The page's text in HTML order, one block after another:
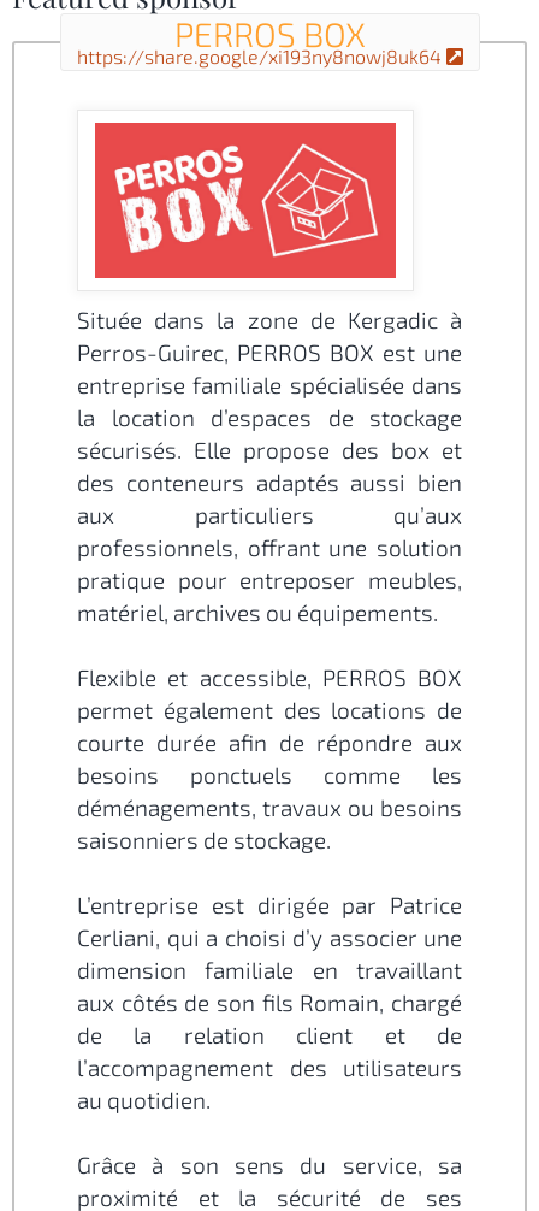
PERROS BOX
https://share.google/xi193ny8nowj8uk64
Située dans la zone de Kergadic à
Perros-Guirec, PERROS BOX est une
entreprise familiale spécialisée dans
la location d’espaces de stockage
sécurisés. Elle propose des box et
des conteneurs adaptés aussi bien
aux particuliers qu’aux
professionnels, offrant une solution
pratique pour entreposer meubles,
matériel, archives ou équipements.
Flexible et accessible, PERROS BOX
permet également des locations de
courte durée afin de répondre aux
besoins ponctuels comme les
déménagements, travaux ou besoins
saisonniers de stockage.
L’entreprise est dirigée par Patrice
Cerliani, qui a choisi d’y associer une
dimension familiale en travaillant
aux côtés de son fils Romain, chargé
de la relation client et de
l’accompagnement des utilisateurs
au quotidien.
Grâce à son sens du service, sa
proximité et la sécurité de ses